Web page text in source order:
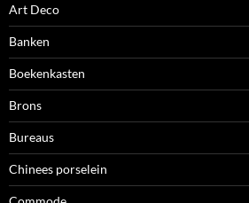
Art Deco
Banken
Boekenkasten
Brons
Bureaus
Chinees porselein